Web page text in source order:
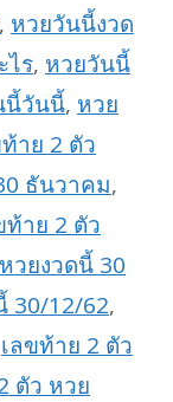
, หวยวันนี้งวด
ไร, หวยวันนี้
นี้วันนี้, หวย
าย 2 ตัว
ธันวาคม,
ท้าย 2 ตัว
วยงวดนี้ 30
30/12/62,
เลขท้าย 2 ตัว
ตัว หวย